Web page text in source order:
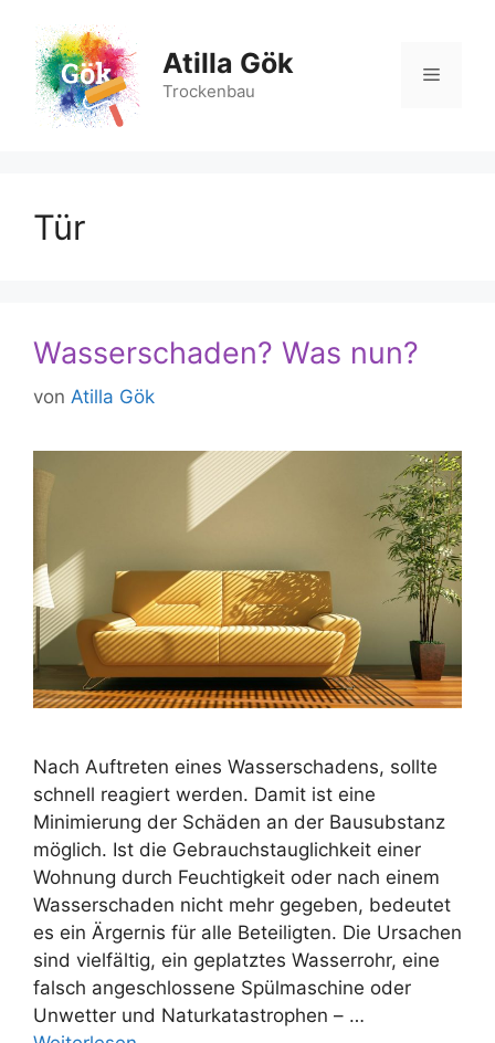
Inhalt
springen
Atilla Gök
Trockenbau
Menü
Tür
Wasserschaden? Was nun?
von Atilla Gök
Nach Auftreten eines Wasserschadens, sollte
schnell reagiert werden. Damit ist eine
Minimierung der Schäden an der Bausubstanz
möglich. Ist die Gebrauchstauglichkeit einer
Wohnung durch Feuchtigkeit oder nach einem
Wasserschaden nicht mehr gegeben, bedeutet
es ein Ärgernis für alle Beteiligten. Die Ursachen
sind vielfältig, ein geplatztes Wasserrohr, eine
falsch angeschlossene Spülmaschine oder
Unwetter und Naturkatastrophen – …